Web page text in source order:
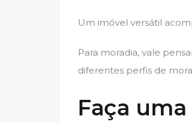
Um imóvel versátil
Para moradia, vale
diferentes perfis de
Faça